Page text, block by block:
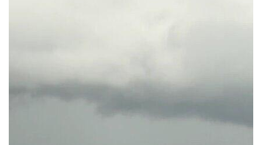
пару минут. Эти вещи удобны и сочетаются между
просты, чтобы оставаться актуальными не один